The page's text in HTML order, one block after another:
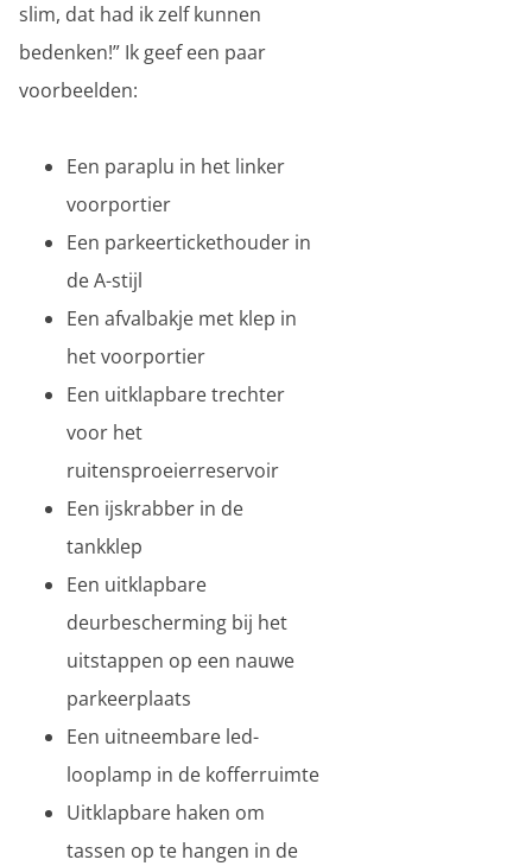
slim, dat had ik zelf kunnen
bedenken!” Ik geef een paar
voorbeelden:
Een paraplu in het linker
voorportier
Een parkeertickethouder in
de A-stijl
Een afvalbakje met klep in
het voorportier
Een uitklapbare trechter
voor het
ruitensproeierreservoir
Een ijskrabber in de
tankklep
Een uitklapbare
deurbescherming bij het
uitstappen op een nauwe
parkeerplaats
Een uitneembare led-
looplamp in de kofferruimte
Uitklapbare haken om
tassen op te hangen in de